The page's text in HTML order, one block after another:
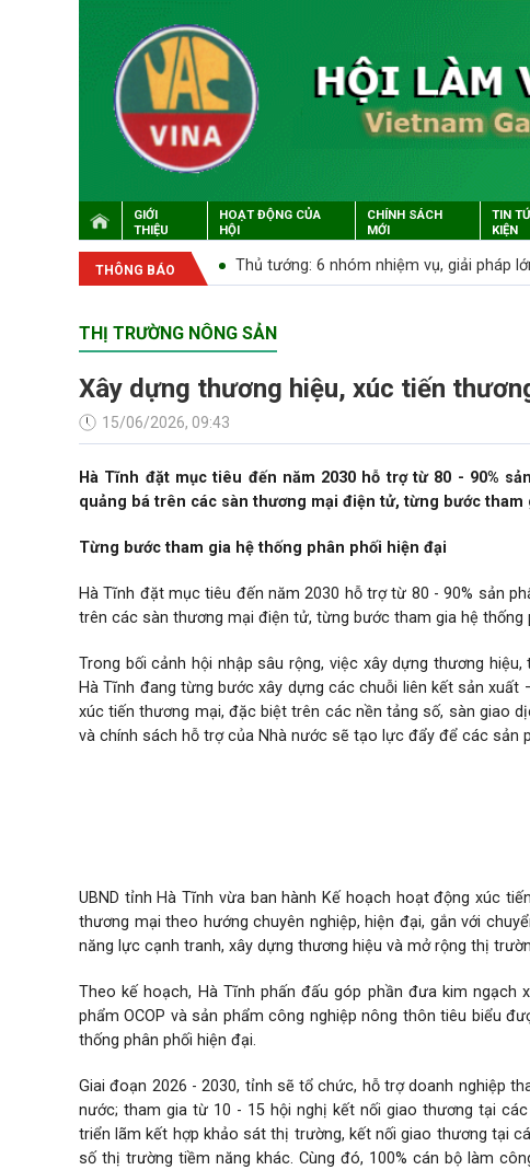
GIỚI
THIỆU
HOẠT ĐỘNG CỦA
HỘI
CHÍNH SÁCH
MỚI
TIN
KIỆN
THÔNG BÁO
lớn sau 'siêu bão' lịch sử Bộ trưởng Lê Minh Hoan làm việc với
THỊ TRƯỜNG NÔNG SẢN
Xây dựng thương hiệu, xúc tiến
15/06/2026, 09:43
Hà Tĩnh đặt mục tiêu đến năm 2030 hỗ trợ từ 80 - 90%
quảng bá trên các sàn thương mại điện tử, từng bước
Từng bước tham gia hệ thống phân phối hiện đại
Hà Tĩnh đặt mục tiêu đến năm 2030 hỗ trợ từ 80 - 90% sản
trên các sàn thương mại điện tử, từng bước tham gia hệ thống
Trong bối cảnh hội nhập sâu rộng, việc xây dựng thương
Hà Tĩnh đang từng bước xây dựng các chuỗi liên kết sản
xúc tiến thương mại, đặc biệt trên các nền tảng số, sàn giao
và chính sách hỗ trợ của Nhà nước sẽ tạo lực đẩy để các sản
UBND tỉnh Hà Tĩnh vừa ban hành Kế hoạch hoạt động xúc
thương mại theo hướng chuyên nghiệp, hiện đại, gắn với
năng lực cạnh tranh, xây dựng thương hiệu và mở rộng thị
Theo kế hoạch, Hà Tĩnh phấn đấu góp phần đưa kim
phẩm OCOP và sản phẩm công nghiệp nông thôn tiêu biểu
thống phân phối hiện đại.
Giai đoạn 2026 - 2030, tỉnh sẽ tổ chức, hỗ trợ doanh nghiệp
nước; tham gia từ 10 - 15 hội nghị kết nối giao thương tại
triển lãm kết hợp khảo sát thị trường, kết nối giao thương tại
số thị trường tiềm năng khác. Cùng đó, 100% cán bộ làm